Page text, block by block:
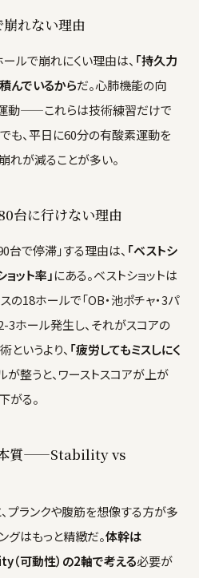
れない理由
ルで崩れにくい理由は、 「持久力
んでいるからだ。心肺機能の向
動——これらは技術練習だけで
も、平日に60分の有酸素運動を
れが減ることが多い。
台に行けない理由
台で停滞」する理由は、 「ベストシ
ョット率」にある。ベストショットは
の18ホールで「OB・池ポチャ・3パ
3ホール発生し、それがスコアの
いうより、 「疲労してもミスしにく
が整うと、ワーストスコアが上が
がる。
本質——Stability vs
、プランクや腹筋を想像する方が多
グはもっと精緻だ。体幹は
可動性）の2軸で考える必要が